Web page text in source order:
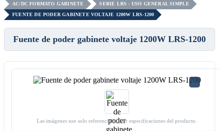
AC/DC FORMATO GABINETE
SERIE LRS - USO GENERAL SIMPLE
FUENTE DE PODER GABINETE VOLTAJE 1200W LRS-1200
Fuente de poder gabinete voltaje 1200W LRS-1200
Las imágenes son solo referenciales. Ver especificaciones del producto.